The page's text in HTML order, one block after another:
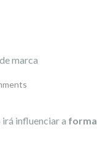
irá influenciar a forma